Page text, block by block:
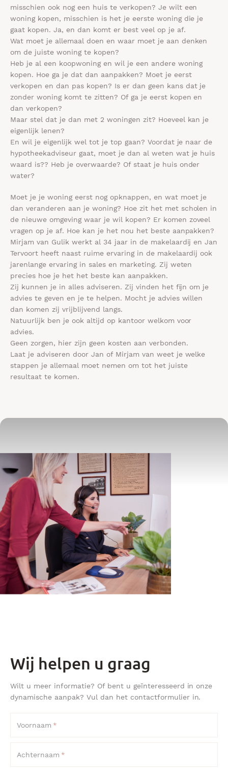
misschien ook nog een huis te verkopen? Je wilt een
woning kopen, misschien is het je eerste woning die je
gaat kopen. Ja, en dan komt er best veel op je af.
Wat moet je allemaal doen en waar moet je aan denken
om de juiste woning te kopen?
Heb je al een koopwoning en wil je een andere woning
kopen. Hoe ga je dat dan aanpakken? Moet je eerst
verkopen en dan pas kopen? Is er dan geen kans dat je
zonder woning komt te zitten? Of ga je eerst kopen en
dan verkopen?
Maar stel dat je dan met 2 woningen zit? Hoeveel kan je
eigenlijk lenen?
En wil je eigenlijk wel tot je top gaan? Voordat je naar de
hypotheekadviseur gaat, moet je dan al weten wat je huis
waard is?? Heb je overwaarde? Of staat je huis onder
water?
Moet je je woning eerst nog opknappen, en wat moet je
dan veranderen aan je woning? Hoe zit het met scholen in
de nieuwe omgeving waar je wil kopen? Er komen zoveel
vragen op je af. Hoe kan je het nou het beste aanpakken?
Mirjam van Gulik werkt al 34 jaar in de makelaardij en Jan
Tervoort heeft naast ruime ervaring in de makelaardij ook
jarenlange ervaring in sales en marketing. Zij weten
precies hoe je het het beste kan aanpakken.
Zij kunnen je in alles adviseren. Zij vinden het fijn om je
advies te geven en je te helpen. Mocht je advies willen
dan komen zij vrijblijvend langs.
Natuurlijk ben je ook altijd op kantoor welkom voor
advies.
Geen zorgen, hier zijn geen kosten aan verbonden.
Laat je adviseren door Jan of Mirjam van weet je welke
stappen je allemaal moet nemen om tot het juiste
resultaat te komen.
Wij helpen u graag
Wilt u meer informatie? Of bent u geïnteresseerd in onze
dynamische aanpak? Vul dan het contactformulier in.
Voornaam *
Achternaam *